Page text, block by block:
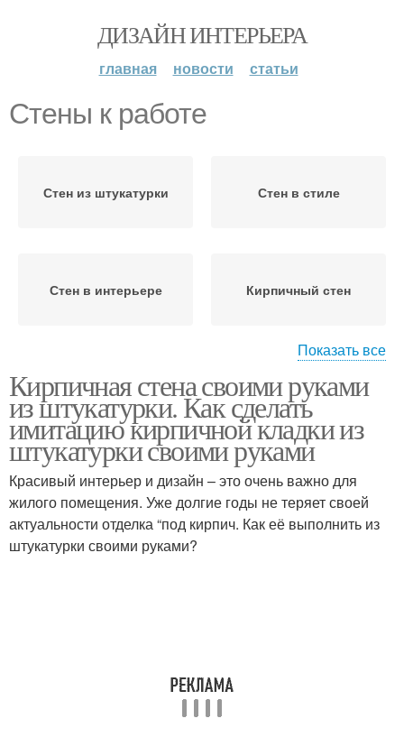
ДИЗАЙН ИНТЕРЬЕРА
главная новости статьи
Стены к работе
Стен из штукатурки Стен в стиле
Стен в интерьере Кирпичный стен
Стены из штукатурки Кладка на стене
Кирпичи на стене
Показать все
Кирпичная стена своими руками
из штукатурки. Как сделать
имитацию кирпичной кладки из
штукатурки своими руками
Красивый интерьер и дизайн – это очень важно для
жилого помещения. Уже долгие годы не теряет своей
актуальности отделка “под кирпич. Как её выполнить из
штукатурки своими руками?